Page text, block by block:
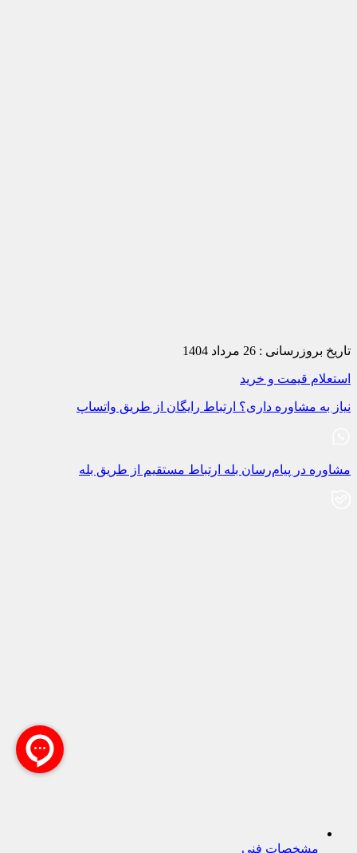
تاریخ بروزرسانی : 26 مرداد 1404
استعلام قیمت و خرید
نیاز به مشاوره داری؟ ارتباط رایگان از طریق واتساپ
مشاوره در پیام‌رسان بله ارتباط مستقیم از طریق بله
مشخصات فنی